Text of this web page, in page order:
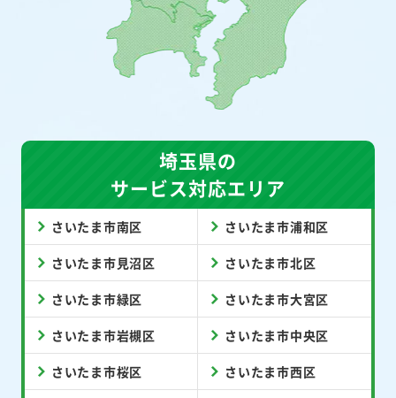
埼玉県の
サービス対応エリア
さいたま市南区 さいたま市浦和区
さいたま市見沼区 さいたま市北区
さいたま市緑区 さいたま市大宮区
さいたま市岩槻区 さいたま市中央区
さいたま市桜区 さいたま市西区